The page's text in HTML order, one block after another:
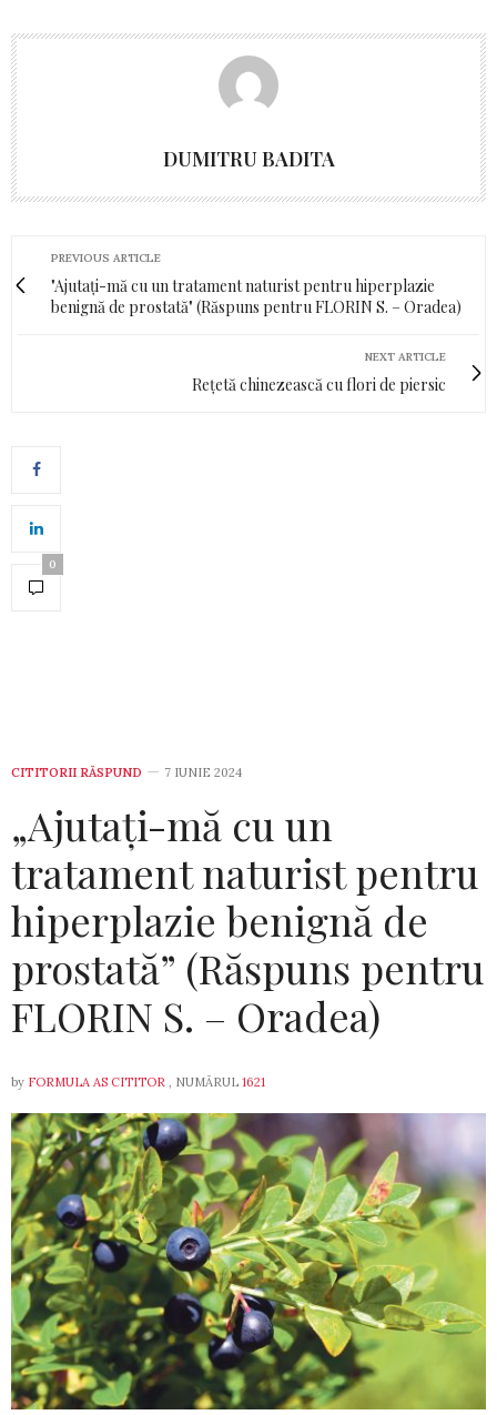
DUMITRU BADITA
PREVIOUS ARTICLE
"Ajutați-mă cu un tratament naturist pentru hiperplazie
benignă de prostată" (Răspuns pentru FLORIN S. – Oradea)
NEXT ARTICLE
Rețetă chinezească cu flori de piersic
0
CITITORII RĂSPUND 7 IUNIE 2024
„Ajutați-mă cu un
tratament naturist pentru
hiperplazie benignă de
prostată” (Răspuns pentru
FLORIN S. – Oradea)
by FORMULA AS CITITOR , NUMĂRUL 1621